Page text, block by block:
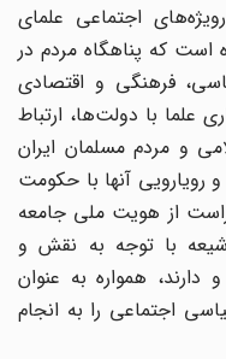
اجتماعی علمای
که پناهگاه مردم در
فرهنگی و اقتصادی
با دولت‌ها، ارتباط
و مردم مسلمان ایران
آنها با حکومت
از هویت ملی جامعه
با توجه به نقش و
همواره به عنوان
اجتماعی را به انجام